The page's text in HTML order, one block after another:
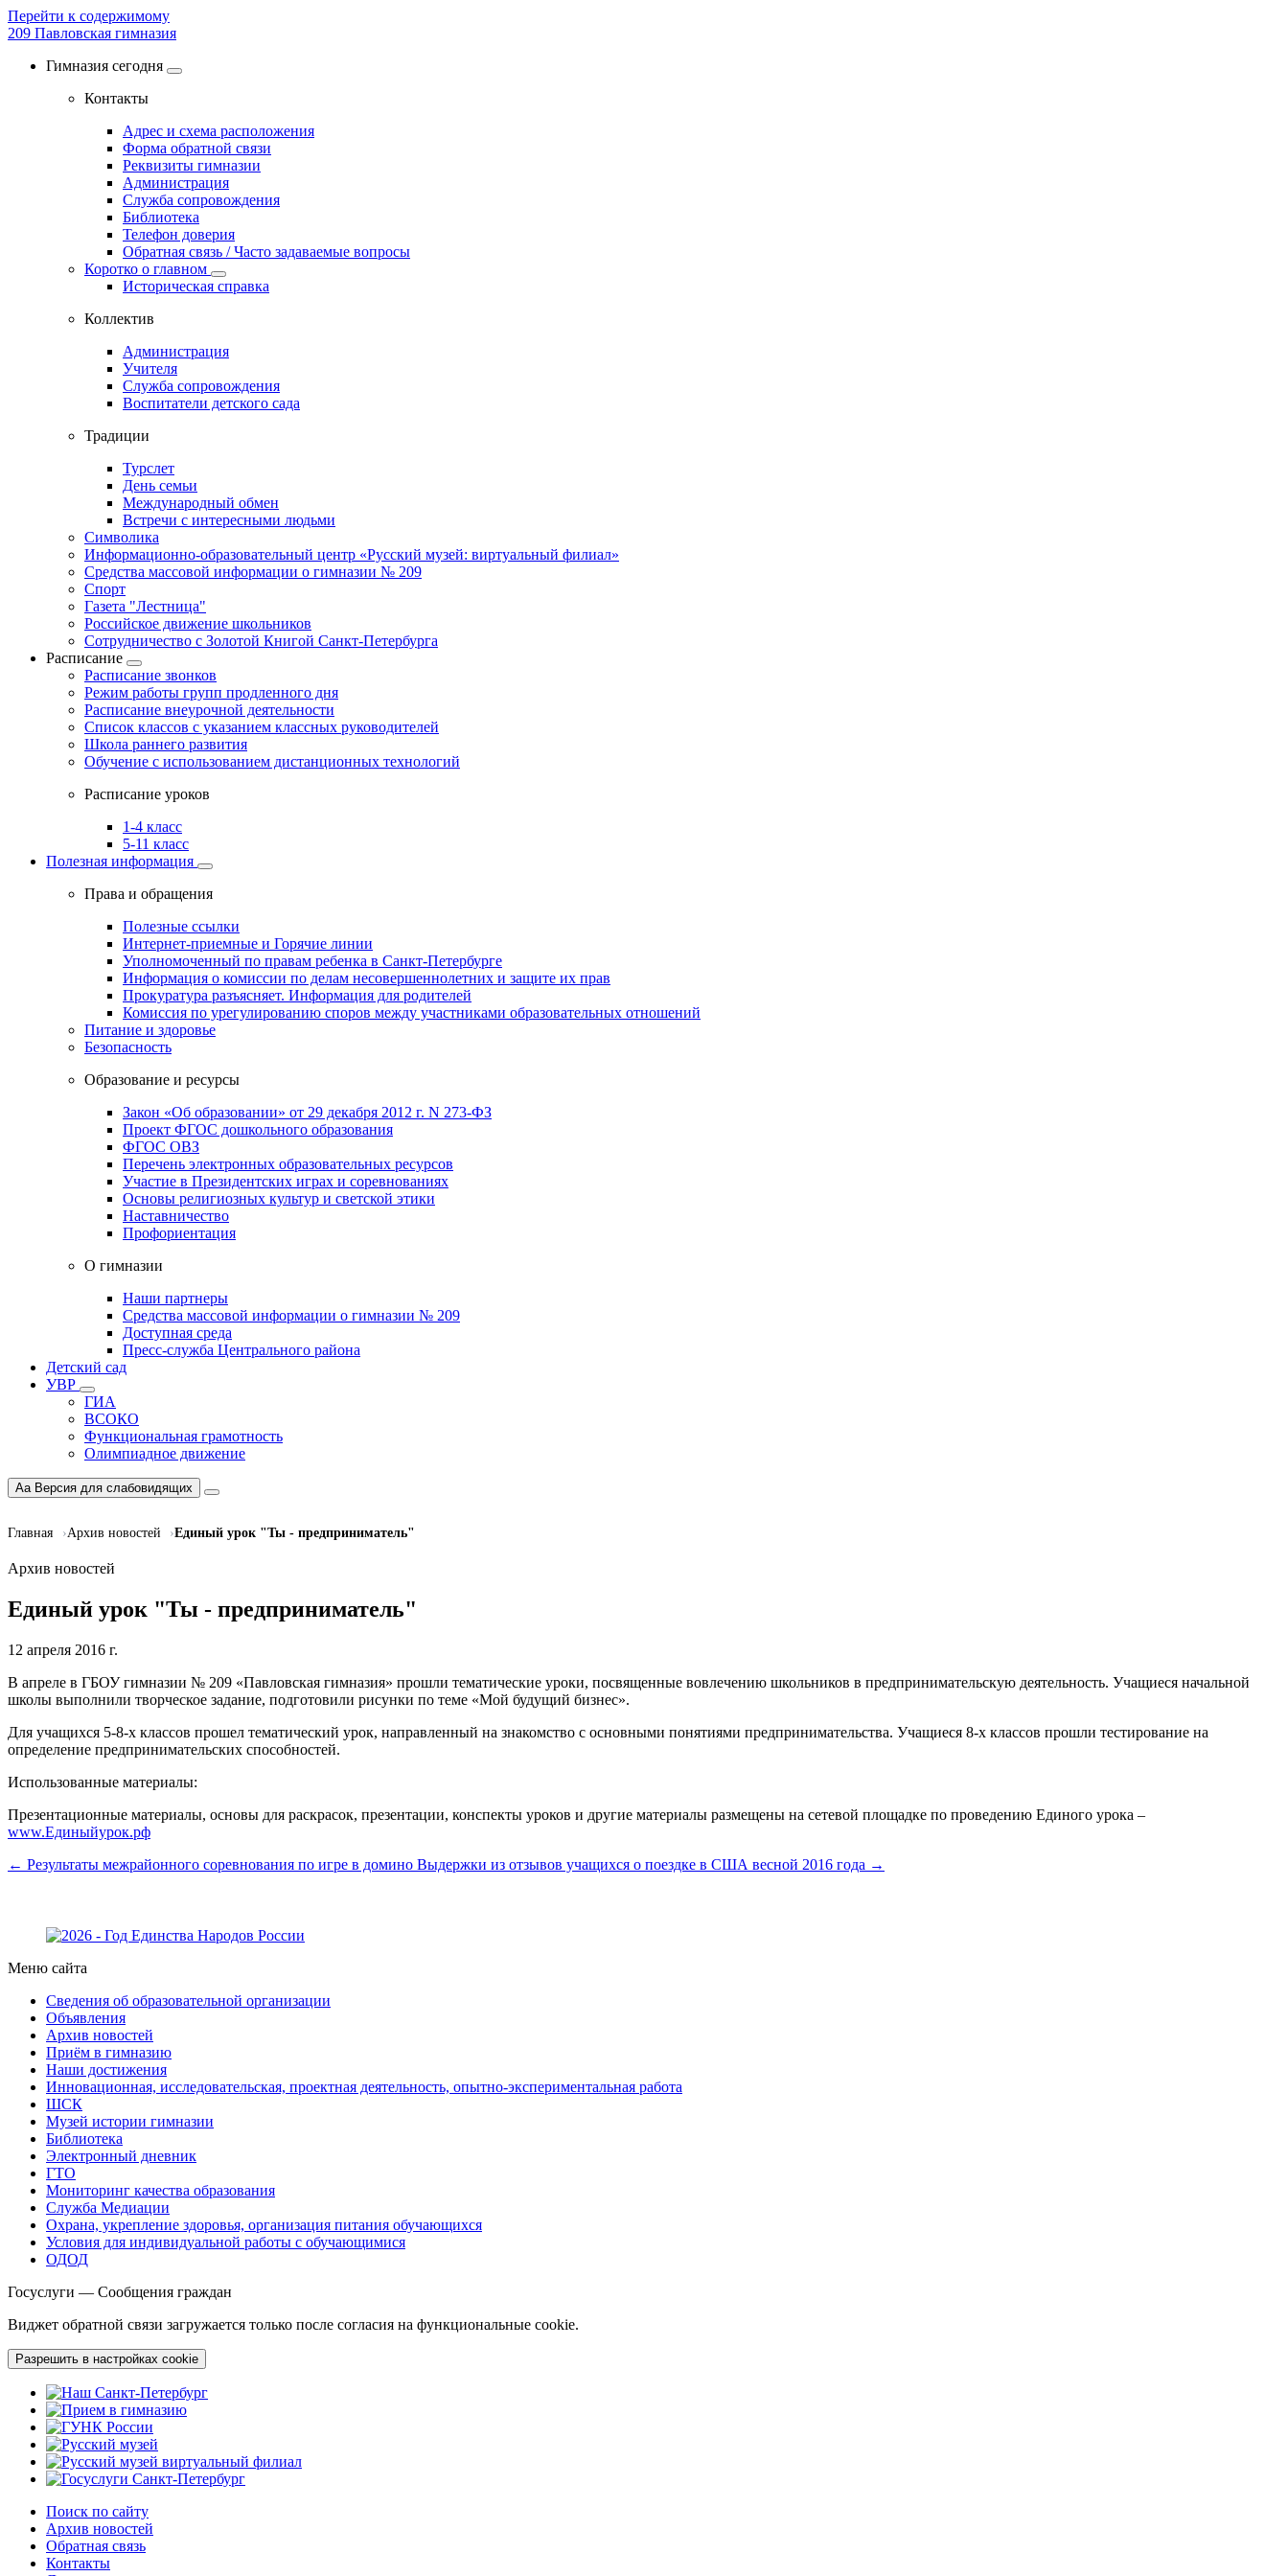
Перейти к содержимому
209 Павловская гимназия
Гимназия сегодня
Контакты
Адрес и схема расположения
Форма обратной связи
Реквизиты гимназии
Администрация
Служба сопровождения
Библиотека
Телефон доверия
Обратная связь / Часто задаваемые вопросы
Коротко о главном
Историческая справка
Коллектив
Администрация
Учителя
Служба сопровождения
Воспитатели детского сада
Традиции
Турслет
День семьи
Международный обмен
Встречи с интересными людьми
Символика
Информационно-образовательный центр «Русский музей: виртуальный филиал»
Средства массовой информации о гимназии № 209
Спорт
Газета "Лестница"
Российское движение школьников
Сотрудничество с Золотой Книгой Санкт-Петербурга
Расписание
Расписание звонков
Режим работы групп продленного дня
Расписание внеурочной деятельности
Список классов с указанием классных руководителей
Школа раннего развития
Обучение с использованием дистанционных технологий
Расписание уроков
1-4 класс
5-11 класс
Полезная информация
Права и обращения
Полезные ссылки
Интернет-приемные и Горячие линии
Уполномоченный по правам ребенка в Санкт-Петербурге
Информация о комиссии по делам несовершеннолетних и защите их прав
Прокуратура разъясняет. Информация для родителей
Комиссия по урегулированию споров между участниками образовательных отношений
Питание и здоровье
Безопасность
Образование и ресурсы
Закон «Об образовании» от 29 декабря 2012 г. N 273-ФЗ
Проект ФГОС дошкольного образования
ФГОС ОВЗ
Перечень электронных образовательных ресурсов
Участие в Президентских играх и соревнованиях
Основы религиозных культур и светской этики
Наставничество
Профориентация
О гимназии
Наши партнеры
Средства массовой информации о гимназии № 209
Доступная среда
Пресс-служба Центрального района
Детский сад
УВР
ГИА
ВСОКО
Функциональная грамотность
Олимпиадное движение
Aa Версия для слабовидящих
Главная Архив новостей Единый урок "Ты - предприниматель"
Архив новостей
Единый урок "Ты - предприниматель"
12 апреля 2016 г.
В апреле в ГБОУ гимназии № 209 «Павловская гимназия» прошли тематические уроки, посвященные вовлечению школьников в предпринимательскую деятельность. Учащиеся начальной
школы выполнили творческое задание, подготовили рисунки по теме «Мой будущий бизнес».
Для учащихся 5-8-х классов прошел тематический урок, направленный на знакомство с основными понятиями предпринимательства. Учащиеся 8-х классов прошли тестирование на
определение предпринимательских способностей.
Использованные материалы:
Презентационные материалы, основы для раскрасок, презентации, конспекты уроков и другие материалы размещены на сетевой площадке по проведению Единого урока –
www.Единыйурок.рф
← Результаты межрайонного соревнования по игре в домино Выдержки из отзывов учащихся о поездке в США весной 2016 года →
Меню сайта
Сведения об образовательной организации
Объявления
Архив новостей
Приём в гимназию
Наши достижения
Инновационная, исследовательская, проектная деятельность, опытно-экспериментальная работа
ШСК
Музей истории гимназии
Библиотека
Электронный дневник
ГТО
Мониторинг качества образования
Служба Медиации
Охрана, укрепление здоровья, организация питания обучающихся
Условия для индивидуальной работы с обучающимися
ОДОД
Госуслуги — Сообщения граждан
Виджет обратной связи загружается только после согласия на функциональные cookie.
Разрешить в настройках cookie
Поиск по сайту
Архив новостей
Обратная связь
Контакты